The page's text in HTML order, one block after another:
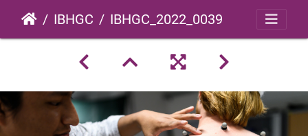
IBHGC IBHGC_2022_0039